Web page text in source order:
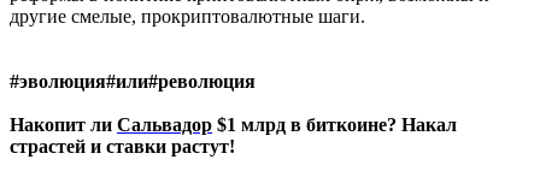
другие смелые, прокриптовалютные шаги.
#эволюция#или#революция
Накопит ли Сальвадор $1 млрд в биткоине? Накал
страстей и ставки растут!